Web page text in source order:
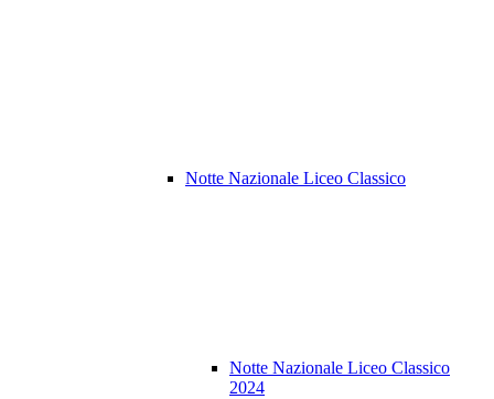
Notte Nazionale Liceo Classico
Notte Nazionale Liceo Classico
2024